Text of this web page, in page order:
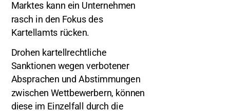
Marktes kann ein Unternehmen
rasch in den Fokus des
Kartellamts rücken.
Drohen kartellrechtliche
Sanktionen wegen verbotener
Absprachen und Abstimmungen
zwischen Wettbewerbern, können
diese im Einzelfall durch die